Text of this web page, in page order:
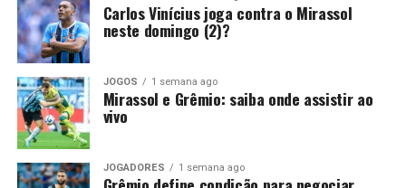
isso, só admite abrir negociações caso receba uma
proposta de compra que atenda às suas exigências
financeiras.
Você precisa ver também:Kannemann está fora!
Grêmio terá mudança na defesa contra o Mirassol
Grêmio mantém decisão para
Carlos Vinícius joga contra o Mirassol
neste domingo (2)?
JOGOS 1 semana ago
Mirassol e Grêmio: saiba onde assistir ao
vivo
JOGADORES 1 semana ago